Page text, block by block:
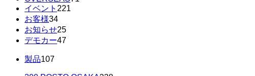
イベント 221
お客様34
お知らせ25
デモカー47
製品107